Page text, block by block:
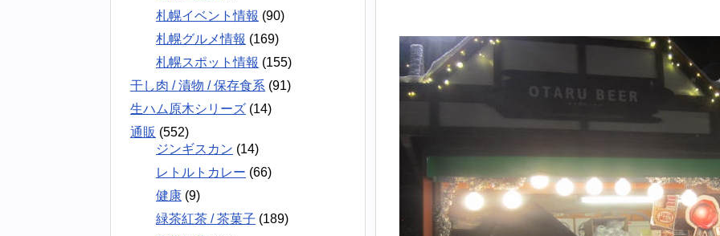
札幌イベント情報 (90)
札幌グルメ情報 (169)
札幌スポット情報 (155)
干し肉 / 漬物 / 保存食系 (91)
生ハム原木シリーズ (14)
通販 (552)
ジンギスカン (14)
レトルトカレー (66)
健康 (9)
緑茶紅茶 / 茶菓子 (189)